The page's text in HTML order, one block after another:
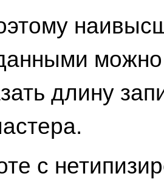
можно
длину
с